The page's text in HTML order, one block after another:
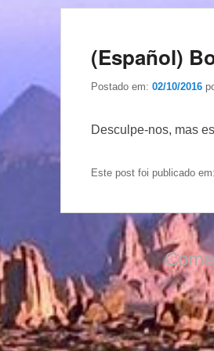
(Español)
Postado em: 02/10/2016
Desculpe-nos, mas
Este post foi publicado em: